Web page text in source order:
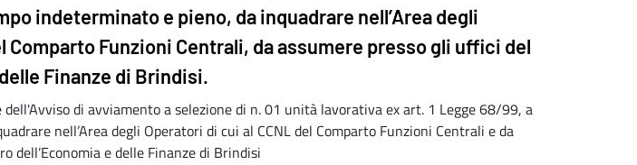
indeterminato e pieno, da inquadrare nell’Area degli
Comparto Funzioni Centrali, da assumere presso gli uffici del
Finanze di Brindisi.
di avviamento a selezione di n. 01 unità lavorativa ex art. 1 Legge 68/99, a
nell’Area degli Operatori di cui al CCNL del Comparto Funzioni Centrali e da
dell’Economia e delle Finanze di Brindisi